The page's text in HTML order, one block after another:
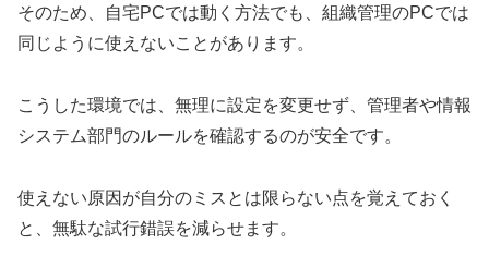
そのため、自宅PCでは動く方法でも、組織管理のPCでは
同じように使えないことがあります。
こうした環境では、無理に設定を変更せず、管理者や情報
システム部門のルールを確認するのが安全です。
使えない原因が自分のミスとは限らない点を覚えておく
と、無駄な試行錯誤を減らせます。